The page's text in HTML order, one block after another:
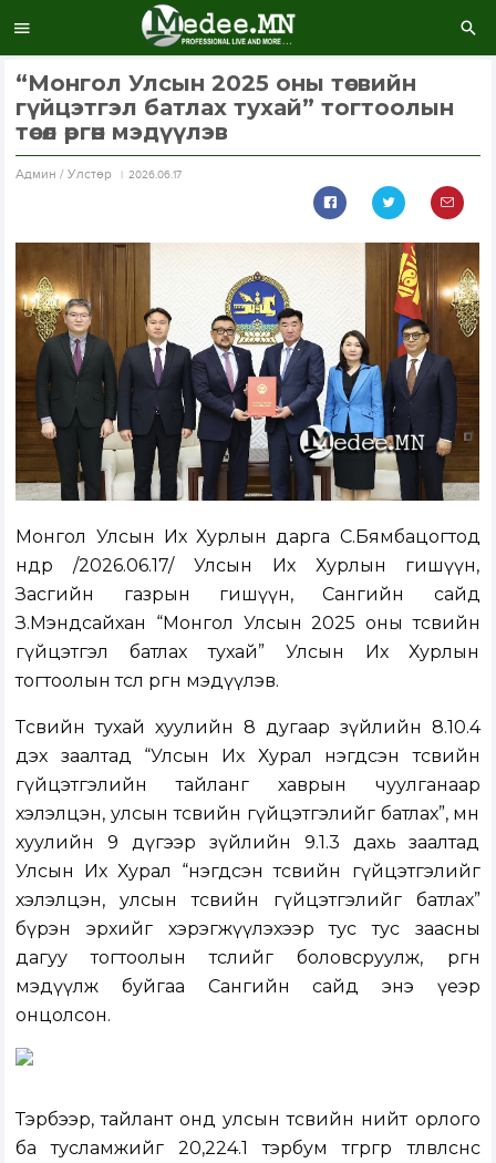
“Монгол Улсын 2025 оны төсвийн
гүйцэтгэл батлах тухай” тогтоолын
төсөл өргөн мэдүүлэв
Aдмин / Улстөр 2026.06.17
Монгол Улсын Их Хурлын дарга С.Бямбацогтод
өнөөдөр /2026.06.17/ Улсын Их Хурлын гишүүн,
Засгийн газрын гишүүн, Сангийн сайд
З.Мэндсайхан “Монгол Улсын 2025 оны төсвийн
гүйцэтгэл батлах тухай” Улсын Их Хурлын
тогтоолын төсөл өргөн мэдүүлэв.
Төсвийн тухай хуулийн 8 дугаар зүйлийн 8.10.4
дэх заалтад “Улсын Их Хурал нэгдсэн төсвийн
гүйцэтгэлийн тайланг хаврын чуулганаар
хэлэлцэн, улсын төсвийн гүйцэтгэлийг батлах”, мөн
хуулийн 9 дүгээр зүйлийн 9.1.3 дахь заалтад
Улсын Их Хурал “нэгдсэн төсвийн гүйцэтгэлийг
хэлэлцэн, улсын төсвийн гүйцэтгэлийг батлах”
бүрэн эрхийг хэрэгжүүлэхээр тус тус заасны
дагуу тогтоолын төслийг боловсруулж, өргөн
мэдүүлж буйгаа Сангийн сайд энэ үеэр
онцолсон.
Тэрбээр, тайлант онд улсын төсвийн нийт орлого
ба тусламжийг 20,224.1 тэрбум төгрөгөөр төлөвлөснөөс